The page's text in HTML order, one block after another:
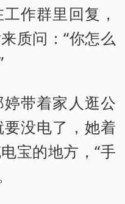
作群里回复，
质问：“你怎么
带着家人逛公
没电了，她着
宝的地方，“手